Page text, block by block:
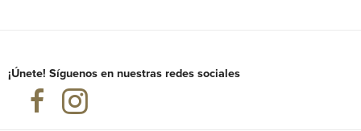
¡Únete! Síguenos en nuestras redes sociales